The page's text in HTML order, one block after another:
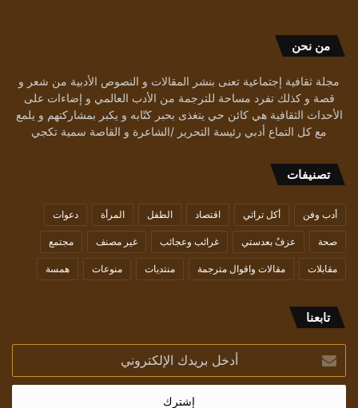
من نحن
مجلة ثقافية إجتماعية تعنى بنشر المقالات و النصوص الأدبية من شعر و
قصة و كذلك تفرد مساحة للترجمة من الأدب العالمي و إضاءات على
الأحداث الثقافية هي كائن حي يتغذى بحبر كتّابه و يكبر بمشاركتهم و يلمع
مع كل التماع أدبي رئيسة التحرير /الشاعرة و القاصة سمية تكجي
تصنيفات
أدب وفن أكل تراثي اقتصاد الطفل المرأة دعوات
صحة عزفٌ بعدستي غرائب وعجائب غير مصنف مجتمع
مقابلات مقالات واقوال مترجمة منتديات منوعات همسة
تابعنا
بريدك
الإلكتروني